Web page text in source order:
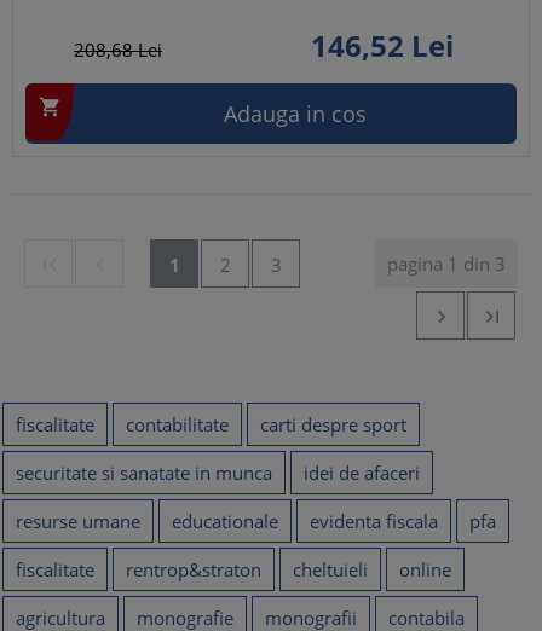
208,68Lei 146,52 Lei
 Adauga in cos
1 2 3 pagina 1 din 3


fiscalitate contabilitate
carti despre sport
securitate si sanatate in munca
idei de afaceri
resurse umane
educationale evidenta fiscala
pfa
fiscalitate
rentrop&straton cheltuieli
online
agricultura
monografie monografii
contabila